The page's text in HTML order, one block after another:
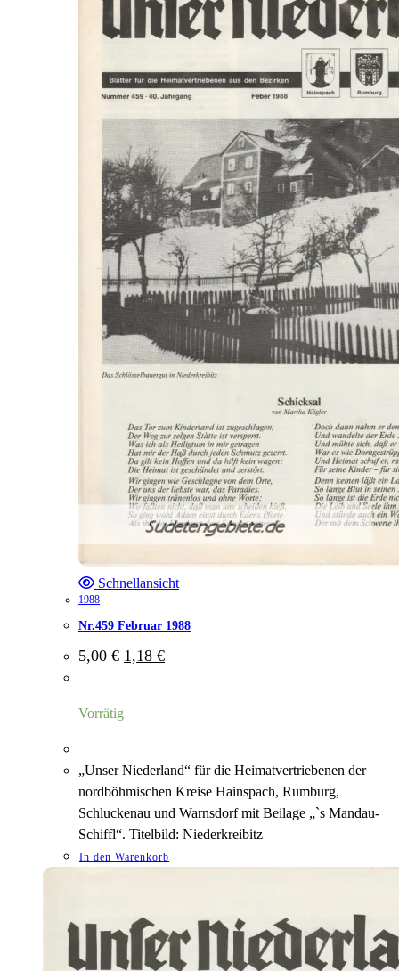
Schnellansicht
1988
Nr.459 Februar 1988
5,00€ Ursprünglicher
Preis
1,18 €Aktueller
Vorrätig
„Unser Niederland“ für die Heimatvertriebenen der
nordböhmischen Kreise Hainspach, Rumburg,
Schluckenau und Warnsdorf mit Beilage „`s Mandau-
Schiffl“. Titelbild: Niederkreibitz
In den Warenkorb